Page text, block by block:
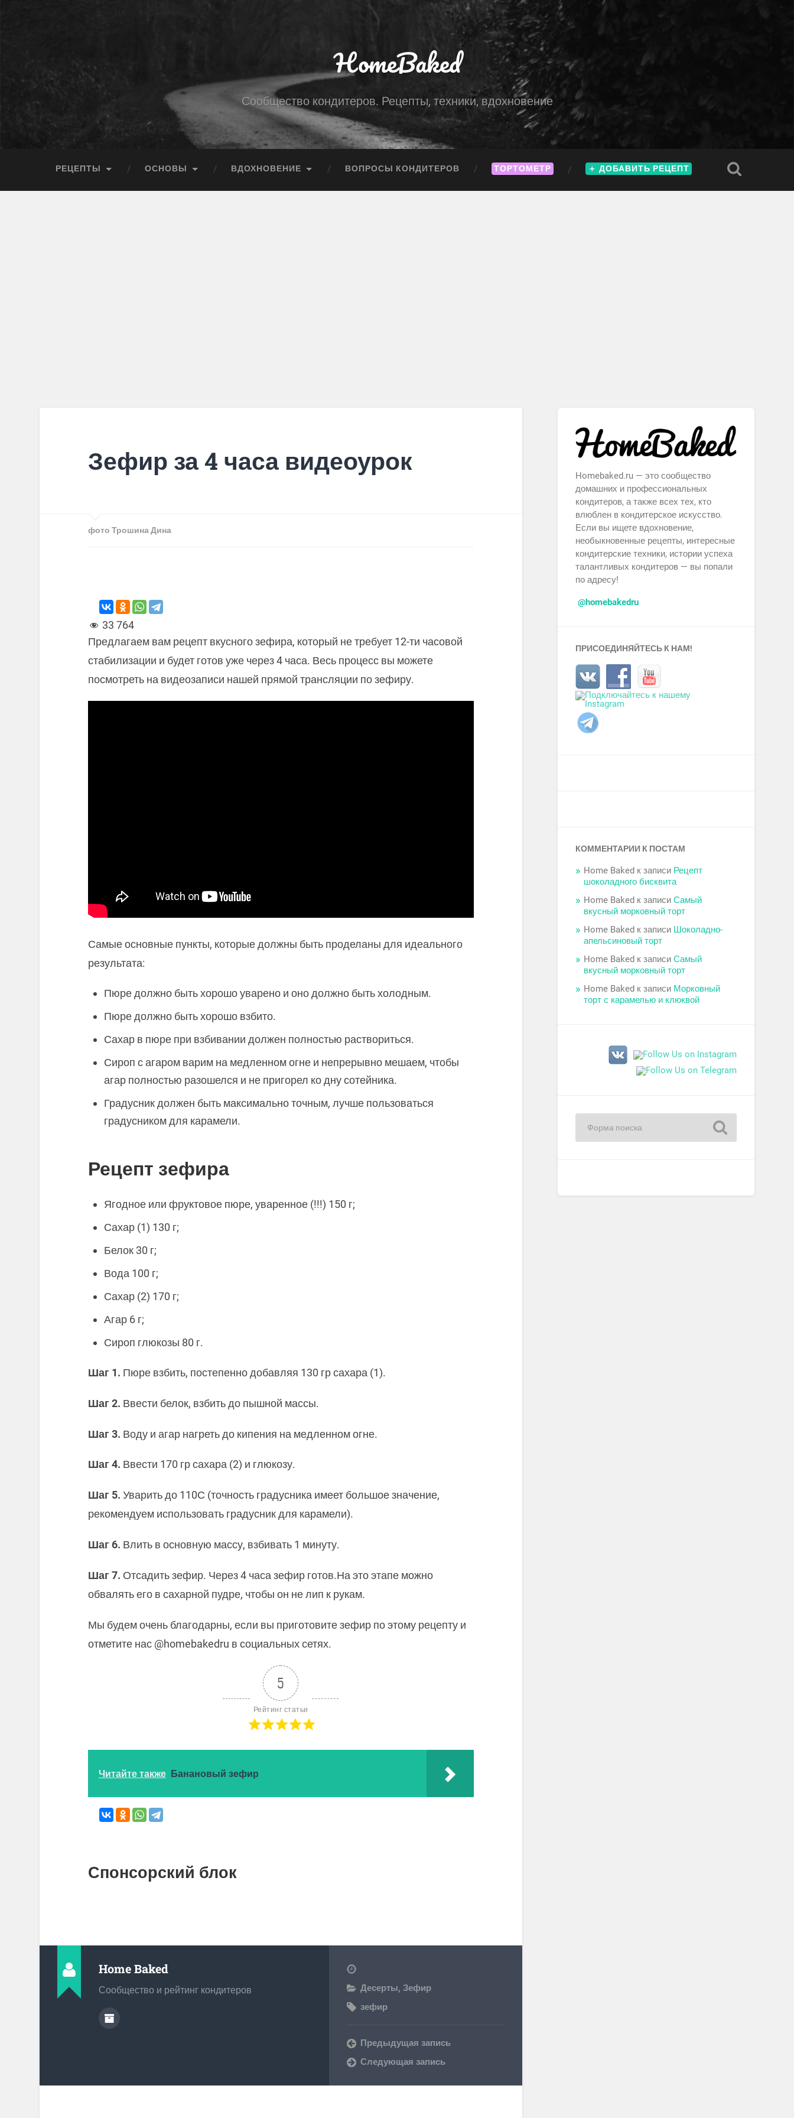
HomeBaked
Сообщество кондитеров. Рецепты, техники, вдохновение
РЕЦЕПТЫ ОСНОВЫ ВДОХНОВЕНИЕ ВОПРОСЫ КОНДИТЕРОВ ТОРТОМЕТР ＋ ДОБАВИТЬ РЕЦЕПТ
Зефир за 4 часа видеоурок
фото Трошина Дина
33 764
Предлагаем вам рецепт вкусного зефира, который не требует 12-ти часовой
стабилизации и будет готов уже через 4 часа. Весь процесс вы можете
посмотреть на видеозаписи нашей прямой трансляции по зефиру.
Самые основные пункты, которые должны быть проделаны для идеального
результата:
Пюре должно быть хорошо уварено и оно должно быть холодным.
Пюре должно быть хорошо взбито.
Сахар в пюре при взбивании должен полностью раствориться.
Сироп с агаром варим на медленном огне и непрерывно мешаем, чтобы
агар полностью разошелся и не пригорел ко дну сотейника.
Градусник должен быть максимально точным, лучше пользоваться
градусником для карамели.
Рецепт зефира
Ягодное или фруктовое пюре, уваренное (!!!) 150 г;
Сахар (1) 130 г;
Белок 30 г;
Вода 100 г;
Сахар (2) 170 г;
Агар 6 г;
Сироп глюкозы 80 г.
Шаг 1. Пюре взбить, постепенно добавляя 130 гр сахара (1).
Шаг 2. Ввести белок, взбить до пышной массы.
Шаг 3. Воду и агар нагреть до кипения на медленном огне.
Шаг 4. Ввести 170 гр сахара (2) и глюкозу.
Шаг 5. Уварить до 110С (точность градусника имеет большое значение,
рекомендуем использовать градусник для карамели).
Шаг 6. Влить в основную массу, взбивать 1 минуту.
Шаг 7. Отсадить зефир. Через 4 часа зефир готов.На это этапе можно
обвалять его в сахарной пудре, чтобы он не лип к рукам.
Мы будем очень благодарны, если вы приготовите зефир по этому рецепту и
отметите нас @homebakedru в социальных сетях.
5
Рейтинг статьи
Читайте также Банановый зефир
Спонсорский блок
Home Baked
Сообщество и рейтинг кондитеров Десерты,Зефир
зефир
Предыдущая запись
Следующая запись
Homebaked.ru — это сообщество
домашних и профессиональных
кондитеров, а также всех тех, кто
влюблен в кондитерское искусство.
Если вы ищете вдохновение,
необыкновенные рецепты, интересные
кондитерские техники, истории успеха
талантливых кондитеров — вы попали
по адресу!
@homebakedru
ПРИСОЕДИНЯЙТЕСЬ К НАМ!
КОММЕНТАРИИ К ПОСТАМ
Home Baked к записи Рецепт
шоколадного бисквита
Home Baked к записиСамый
вкусный морковный торт
Home Baked к записи Шоколадно-
апельсиновый торт
Home Baked к записиСамый
вкусный морковный торт
Home Baked к записи Морковный
торт с карамелью и клюквой